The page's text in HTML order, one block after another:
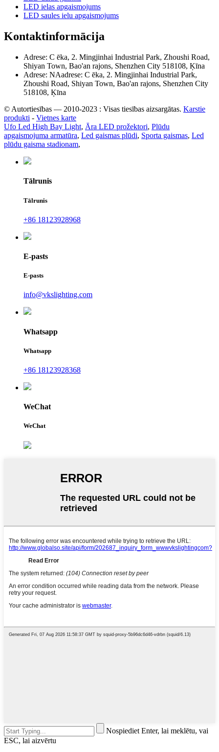
LED ielas apgaismojums
LED saules ielu apgaismojums
Kontaktinformācija
Adrese: C ēka, 2. Mingjinhai Industrial Park, Zhoushi Road,
Shiyan Town, Bao'an rajons, Shenzhen City 518108, Ķīna
Adrese: NAadrese: C ēka, 2. Mingjinhai Industrial Park,
Zhoushi Road, Shiyan Town, Bao'an rajons, Shenzhen City
518108, Ķīna
© Autortiesības — 2010-2023 : Visas tiesības aizsargātas. Karstie
produkti - Vietnes karte
Ufo Led High Bay Light, Āra LED prožektori, Plūdu
apgaismojuma armatūra, Led gaismas plūdi, Sporta gaismas, Led
plūdu gaisma stadionam,
Tālrunis
Tālrunis
+86 18123928968
E-pasts
E-pasts
info@vkslighting.com
Whatsapp
Whatsapp
+86 18123928368
WeChat
WeChat
Nospiediet Enter, lai meklētu, vai
ESC, lai aizvērtu